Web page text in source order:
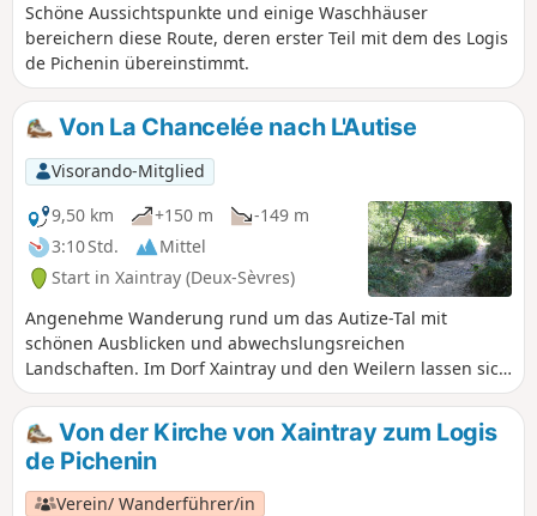
Schöne Aussichtspunkte und einige Waschhäuser
bereichern diese Route, deren erster Teil mit dem des Logis
de Pichenin übereinstimmt.
Von La Chancelée nach L'Autise
Visorando-Mitglied
9,50 km
+150 m
-149 m
3:10 Std.
Mittel
Start in Xaintray (Deux-Sèvres)
Angenehme Wanderung rund um das Autize-Tal mit
schönen Ausblicken und abwechslungsreichen
Landschaften. Im Dorf Xaintray und den Weilern lassen sich
zahlreiche renovierte alte Häuser entdecken, die dem Dorf
einen ganz besonderen Charme verleihen. Das Schloss
Gorre und die Waschhäuser runden das architektonische
Erbe ab. Die Täler von Autize und Chancelée sind
Naturschutzgebiete.
Von der Kirche von Xaintray zum Logis
de Pichenin
Verein/ Wanderführer/in